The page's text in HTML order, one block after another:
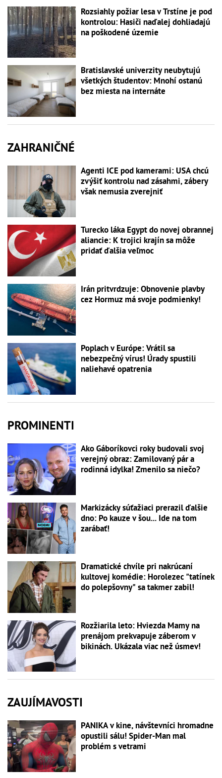
Rozsiahly požiar lesa v Trstíne je pod
kontrolou: Hasiči naďalej dohliadajú
na poškodené územie
Bratislavské univerzity neubytujú
všetkých študentov: Mnohí ostanú
bez miesta na internáte
ZAHRANIČNÉ
Agenti ICE pod kamerami: USA chcú
zvýšiť kontrolu nad zásahmi, zábery
však nemusia zverejniť
Turecko láka Egypt do novej obrannej
aliancie: K trojici krajín sa môže
pridať ďalšia veľmoc
Irán pritvrdzuje: Obnovenie plavby
cez Hormuz má svoje podmienky!
Poplach v Európe: Vrátil sa
nebezpečný vírus! Úrady spustili
naliehavé opatrenia
PROMINENTI
Ako Gáboríkovci roky budovali svoj
verejný obraz: Zamilovaný pár a
rodinná idylka! Zmenilo sa niečo?
Markizácky súťažiaci prerazil ďalšie
dno: Po kauze v šou... Ide na tom
zarábať!
Dramatické chvíle pri nakrúcaní
kultovej komédie: Horolezec "tatínek
do polepšovny" sa takmer zabil!
Rozžiarila leto: Hviezda Mamy na
prenájom prekvapuje záberom v
bikinách. Ukázala viac než úsmev!
ZAUJÍMAVOSTI
PANIKA v kine, návštevníci hromadne
opustili sálu! Spider-Man mal
problém s vetrami